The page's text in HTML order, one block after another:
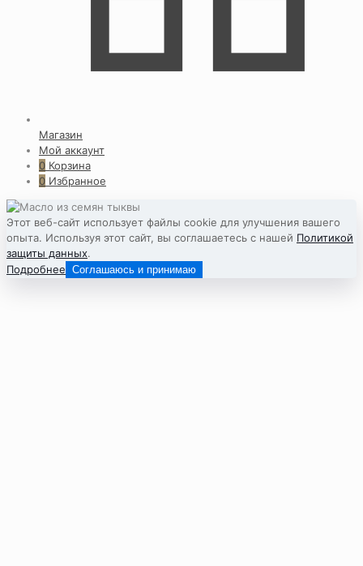
Магазин
Мой аккаунт
0 Корзина
0 Избранное
Этот веб-сайт использует файлы cookie для улучшения вашего
опыта. Используя этот сайт, вы соглашаетесь с нашей Политикой
защиты данных.
Подробнее Соглашаюсь и принимаю